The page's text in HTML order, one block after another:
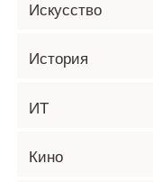
Искусство
История
ИТ
Кино